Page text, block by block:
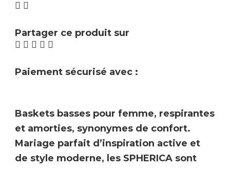
Partager ce produit sur
Paiement sécurisé avec :
Baskets basses pour femme, respirantes
et amorties, synonymes de confort.
Mariage parfait d’inspiration active et
de style moderne, les SPHERICA sont